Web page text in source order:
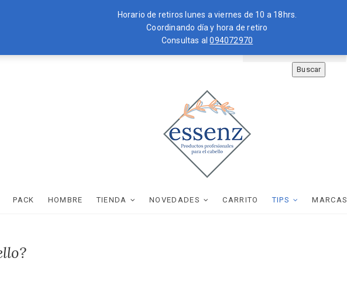
Horario de retiros lunes a viernes de 10 a 18hrs.
Coordinando día y hora de retiro
Consultas al094072970
Buscar
essenz
PACK HOMBRE TIENDA NOVEDADES CARRITO TIPS MARCAS